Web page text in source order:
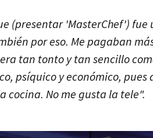
(presentar 'MasterChef')
por eso. Me pagaban
tan tonto y tan sencillo
psíquico y económico,
cocina. No me gusta la tele".